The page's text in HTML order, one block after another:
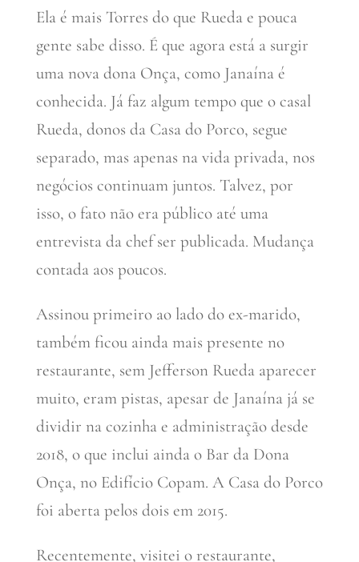
Ela é mais Torres do que Rueda e pouca
gente sabe disso. É que agora está a surgir
uma nova dona Onça, como Janaína é
conhecida. Já faz algum tempo que o casal
Rueda, donos da Casa do Porco, segue
separado, mas apenas na vida privada, nos
negócios continuam juntos. Talvez, por
isso, o fato não era público até uma
entrevista da chef ser publicada. Mudança
contada aos poucos.
Assinou primeiro ao lado do ex-marido,
também ficou ainda mais presente no
restaurante, sem Jefferson Rueda aparecer
muito, eram pistas, apesar de Janaína já se
dividir na cozinha e administração desde
2018, o que inclui ainda o Bar da Dona
Onça, no Edifício Copam. A Casa do Porco
foi aberta pelos dois em 2015.
Recentemente, visitei o restaurante,